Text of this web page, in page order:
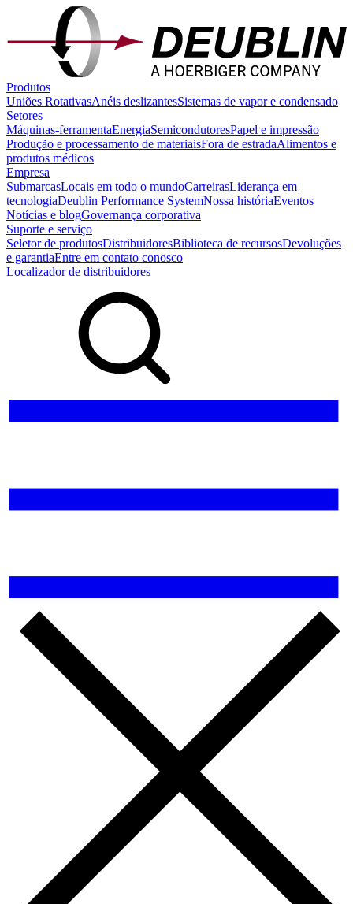
Produtos
Uniões RotativasAnéis deslizantesSistemas de vapor e condensado
Setores
Máquinas-ferramentaEnergiaSemicondutoresPapel e impressão
Produção e processamento de materiaisFora de estradaAlimentos e
produtos médicos
Empresa
SubmarcasLocais em todo o mundoCarreirasLiderança em
tecnologiaDeublin Performance SystemNossa históriaEventos
Notícias e blogGovernança corporativa
Suporte e serviço
Seletor de produtosDistribuidoresBiblioteca de recursosDevoluções
e garantiaEntre em contato conosco
Localizador de distribuidores